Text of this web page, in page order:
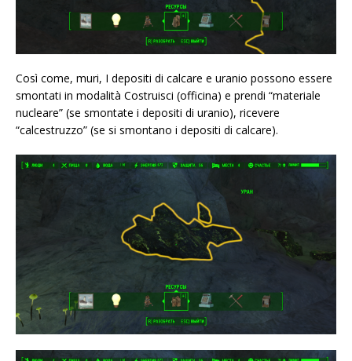
Così come, muri, I depositi di calcare e uranio possono essere
smontati in modalità Costruisci (officina) e prendi “materiale
nucleare” (se smontate i depositi di uranio), ricevere
“calcestruzzo” (se si smontano i depositi di calcare).